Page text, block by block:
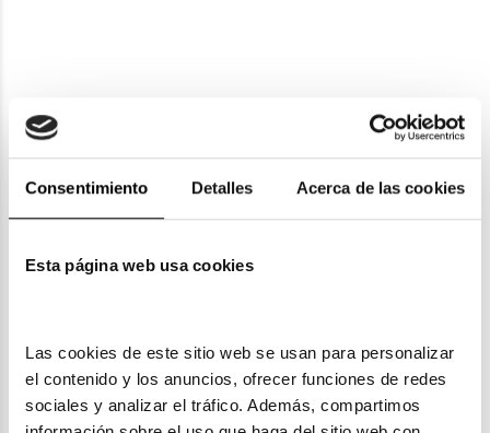
Consentimiento Detalles Acerca de las cookies
Esta página web usa cookies
Las cookies de este sitio web se usan para personalizar
el contenido y los anuncios, ofrecer funciones de redes
sociales y analizar el tráfico. Además, compartimos
98,30€
2 colores Rebajas -10% 3 colores Rebajas -10%
Tous
TOUS VTO C66 N17
87,60€ 78,84€
TOUS VTO B66W
98,30€ 88,47€